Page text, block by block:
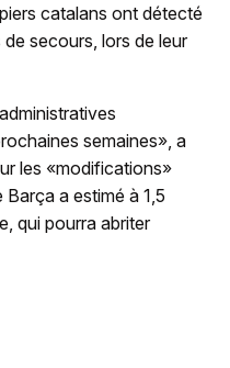
catalans ont détecté
secours, lors de leur
semaines», a
les «modifications»
a estimé à 1,5
qui pourra abriter